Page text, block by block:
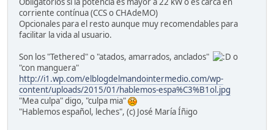
corriente contínua (CCS o CHAdeMO)
Opcionales para el resto aunque muy recomendables para
facilitar la vida al usuario.
Son los "Tethered" o "atados, amarrados, anclados"
o
"con manguera"
http://i1.wp.com/elblogdelmandointermedio.com/wp-
content/uploads/2015/01/hablemos-espa%C3%B1ol.jpg
"Mea culpa" digo, "culpa mia"
"Hablemos español, leches", (c) José María Íñigo